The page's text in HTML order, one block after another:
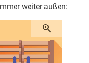
weiter außen: